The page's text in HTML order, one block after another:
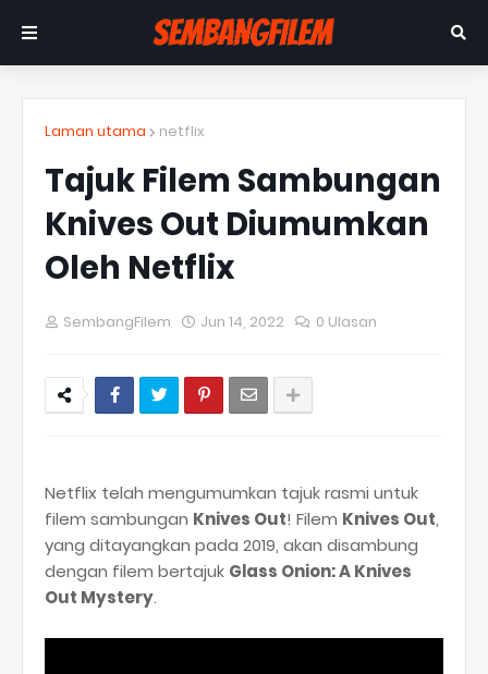
Laman utama netflix
Tajuk Filem Sambungan
Knives Out Diumumkan
Oleh Netflix
SembangFilem Jun 14, 2022 0 Ulasan
Netflix telah mengumumkan tajuk rasmi untuk
filem sambungan Knives Out! Filem Knives Out,
yang ditayangkan pada 2019, akan disambung
dengan filem bertajuk Glass Onion: A Knives
Out Mystery.